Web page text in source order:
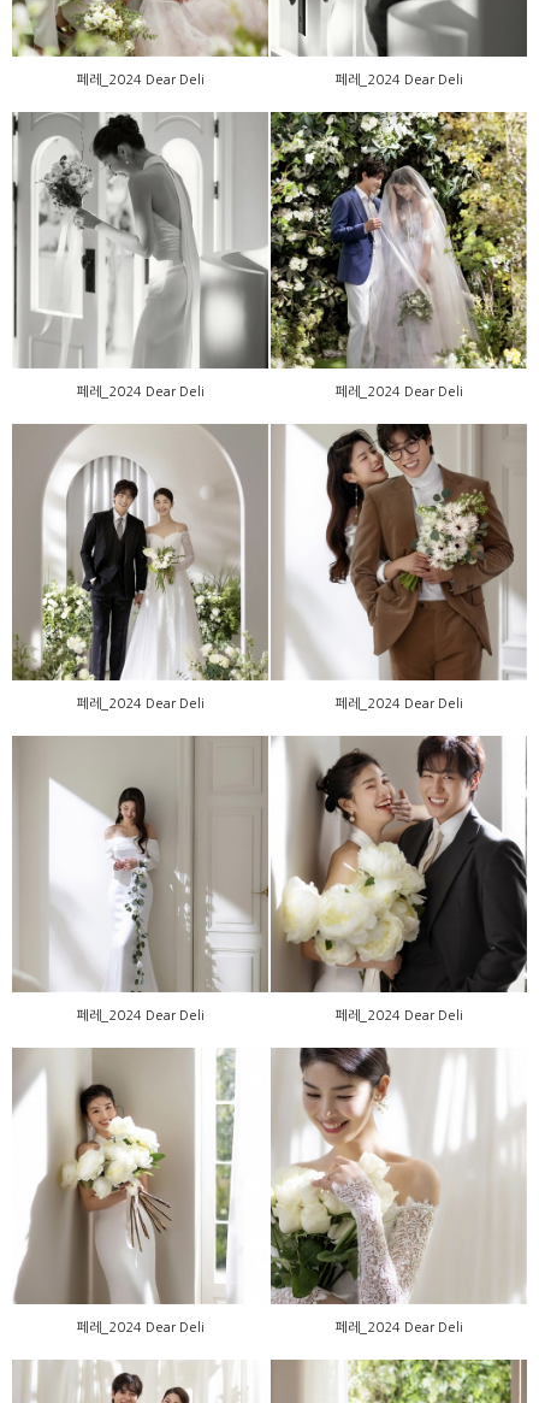
페레_2024 Dear Deli 페레_2024 Dear Deli
페레_2024 Dear Deli
페레_2024 Dear Deli
페레_2024 Dear Deli
페레_2024 Dear Deli
페레_2024 Dear Deli
페레_2024 Dear Deli
페레_2024 Dear Deli
페레_2024 Dear Deli
페레_2024 Dear Deli
페레_2024 Dear Deli
페레_2024 Dear Deli
페레_2024 Dear Deli
페레_2024 Dear Deli
페레_2024 Dear Deli
페레_2024 Dear Deli
페레_2024 Dear Deli